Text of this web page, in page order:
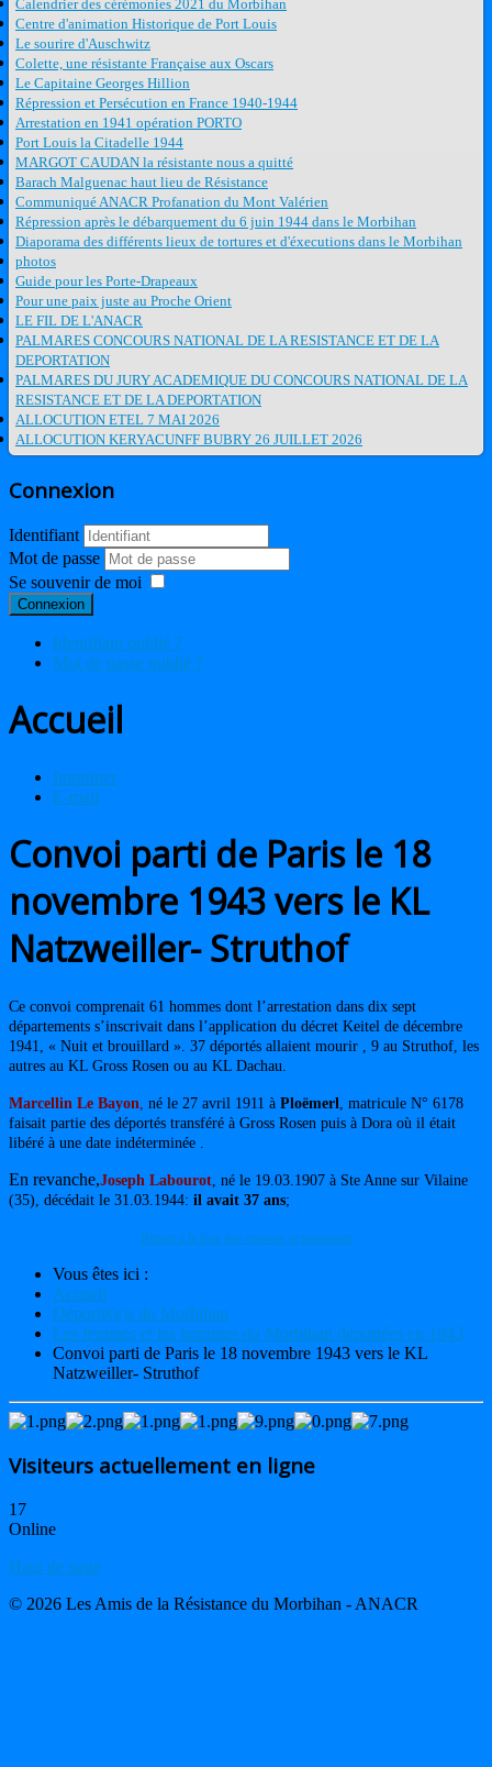
Calendrier des cérémonies 2021 du Morbihan
Centre d'animation Historique de Port Louis
Le sourire d'Auschwitz
Colette, une résistante Française aux Oscars
Le Capitaine Georges Hillion
Répression et Persécution en France 1940-1944
Arrestation en 1941 opération PORTO
Port Louis la Citadelle 1944
MARGOT CAUDAN la résistante nous a quitté
Barach Malguenac haut lieu de Résistance
Communiqué ANACR Profanation du Mont Valérien
Répression après le débarquement du 6 juin 1944 dans le Morbihan
Diaporama des différents lieux de tortures et d'éxecutions dans le Morbihan
photos
Guide pour les Porte-Drapeaux
Pour une paix juste au Proche Orient
LE FIL DE L'ANACR
PALMARES CONCOURS NATIONAL DE LA RESISTANCE ET DE LA
DEPORTATION
PALMARES DU JURY ACADEMIQUE DU CONCOURS NATIONAL DE LA
RESISTANCE ET DE LA DEPORTATION
ALLOCUTION ETEL 7 MAI 2026
ALLOCUTION KERYACUNFF BUBRY 26 JUILLET 2026
Connexion
Identifiant
Mot de passe
Se souvenir de moi
Connexion
Identifiant oublié ?
Mot de passe oublié ?
Accueil
Imprimer
E-mail
Convoi parti de Paris le 18
novembre 1943 vers le KL
Natzweiller- Struthof
Ce convoi comprenait 61 hommes dont l’arrestation dans dix sept
départements s’inscrivait dans l’application du décret Keitel de décembre
1941, « Nuit et brouillard ». 37 déportés allaient mourir , 9 au Struthof, les
autres au KL Gross Rosen ou au KL Dachau.
Marcellin Le Bayon né le 27 avril 1911 à Ploëmerl , matricule N° 6178
faisait partie des déportés transféré à Gross Rosen puis à Dora où il était
libéré à une date indéterminée .
En revanche,Joseph Labourot , né le 19.03.1907 à Ste Anne sur Vilaine
(35), décédait le 31.03.1944: il avait 37 ans;
Retour à la liste des convois et transports
Vous êtes ici :
Accueil
Déporté(e)s du Morbihan
Les femmes et les hommes du Morbihan déportées en 1943
Convoi parti de Paris le 18 novembre 1943 vers le KL
Natzweiller- Struthof
Visiteurs actuellement en ligne
17
Online
Haut de page
© 2026 Les Amis de la Résistance du Morbihan - ANACR